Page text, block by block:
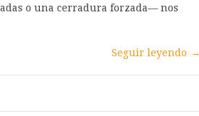
o una cerradura forzada— nos
Seguir leyendo →